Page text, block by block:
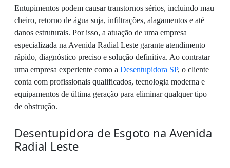
Entupimentos podem causar transtornos sérios, incluindo mau
cheiro, retorno de água suja, infiltrações, alagamentos e até
danos estruturais. Por isso, a atuação de uma empresa
especializada na Avenida Radial Leste garante atendimento
rápido, diagnóstico preciso e solução definitiva. Ao contratar
uma empresa experiente como a Desentupidora SP, o cliente
conta com profissionais qualificados, tecnologia moderna e
equipamentos de última geração para eliminar qualquer tipo
de obstrução.
Desentupidora de Esgoto na Avenida
Radial Leste